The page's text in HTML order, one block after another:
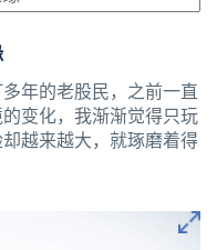
年的老股民，之前一直
变化，我渐渐觉得只玩
越来越大，就琢磨着得